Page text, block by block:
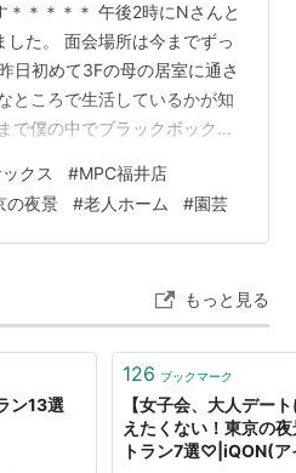
＊＊＊＊＊ 午後2時にNさんと
た。 面会場所は今までずっ
日初めて3Fの母の居室に通さ
ところで生活しているかが知
で僕の中でブラックボックス
Nさんのことは思い出せない
た200円食堂でいただきまし
した。 夕食_20260713 美味
した。 園芸_20260713 21…
クス #MPC福井店
の夜景 #老人ホーム #園芸
もっと見る
ン13選
126 ブックマーク
【女子会、大人デー
えたくない！東京の
トラン7選♡|iQON(ア